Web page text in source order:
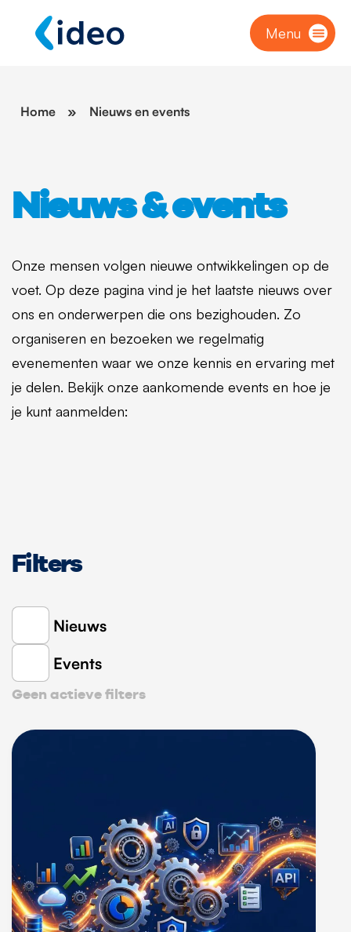
Menu
Home » Nieuws en events
Nieuws & events
Onze mensen volgen nieuwe ontwikkelingen op de
voet. Op deze pagina vind je het laatste nieuws over
ons en onderwerpen die ons bezighouden. Zo
organiseren en bezoeken we regelmatig
evenementen waar we onze kennis en ervaring met
je delen. Bekijk onze aankomende events en hoe je
je kunt aanmelden:
Filters
Nieuws
Events
Geen actieve filters